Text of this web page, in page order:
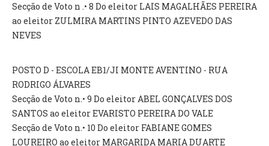
CONTACTO E HORÁRIO GIP
CONTACTOS
Secção de Voto n .• 8 Do eleitor LAIS MAGALHÃES PEREIRA
ao eleitor ZULMIRA MARTINS PINTO AZEVEDO DAS
NEVES
POSTO D - ESCOLA EB1/JI MONTE AVENTINO - RUA
RODRIGO ÁLVARES
Secção de Voto n.• 9 Do eleitor ABEL GONÇALVES DOS
SANTOS ao eleitor EVARISTO PEREIRA DO VALE
Secção de Voto n.• 10 Do eleitor FABIANE GOMES
LOUREIRO ao eleitor MARGARIDA MARIA DUARTE